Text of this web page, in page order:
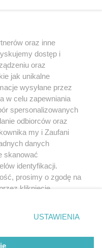
w jakikolwiek sposób
na jakimkolwiek polu
z umieszczaniem w
praw. Jakiekolwiek użycie
w części z naruszeniem
pod groźbą kary i
oraz inne
dostęp i
oraz
jak unikalne
wysyłane przez
w celu zapewniania
spersonalizowanych
odbiorców oraz
my i Zaufani
danych
skanować
identyfikacji.
prosimy o zgodę na
kliknięcie
ustawień prywatności
strony
wymagają zgody
się takiemu
USTAWIENIA